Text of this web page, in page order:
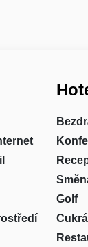
Golf